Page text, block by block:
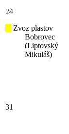
24
Zvoz plastov
Bobrovec
(Liptovský
Mikuláš)
31